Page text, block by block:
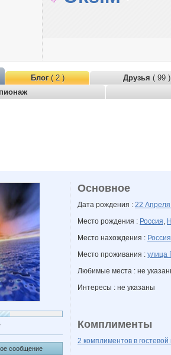
Блог( 2 ) Друзья ( 99 )
сообщение
Основное
Дата рождения : 22
Место рождения : Россия,
Место нахождения : Россия
Место проживания : улица
Любимые места : не
Интересы : не указаны
Комплименты
2 комплиментов в гостевой